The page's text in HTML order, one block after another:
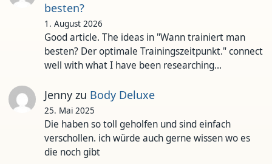
besten?
1. August 2026
Good article. The ideas in "Wann trainiert man
besten? Der optimale Trainingszeitpunkt." connect
well with what I have been researching…
Jennyzu Body Deluxe
25. Mai 2025
Die haben so toll geholfen und sind einfach
verschollen. ich würde auch gerne wissen wo es
die noch gibt